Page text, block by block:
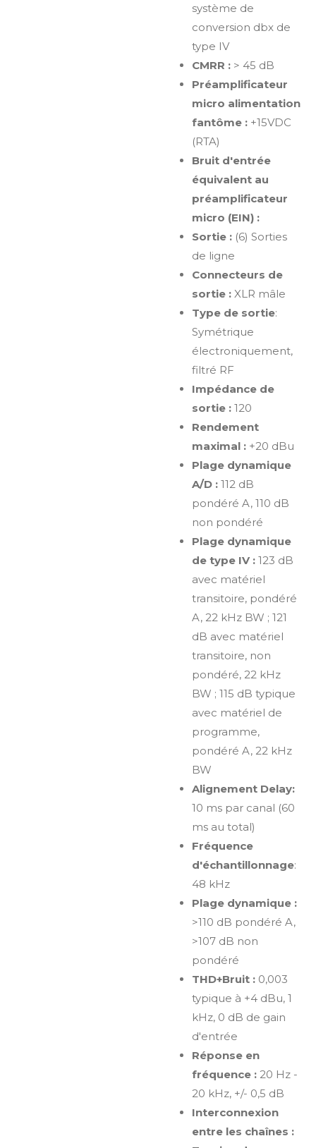
système de
conversion dbx de
type IV
CMRR :> 45 dB
Préamplificateur
micro alimentation
fantôme :+15VDC
(RTA)
Bruit d'entrée
équivalent au
préamplificateur
micro (EIN) :
Sortie :(6) Sorties
de ligne
Connecteurs de
sortie :XLR mâle
Type de sortie:
Symétrique
électroniquement,
filtré RF
Impédance de
sortie :120
Rendement
maximal :+20 dBu
Plage dynamique
A/D :112 dB
pondéré A, 110 dB
non pondéré
Plage dynamique
de type IV :123 dB
avec matériel
transitoire, pondéré
A, 22 kHz BW ; 121
dB avec matériel
transitoire, non
pondéré, 22 kHz
BW ; 115 dB typique
avec matériel de
programme,
pondéré A, 22 kHz
BW
Alignement Delay:
10 ms par canal (60
ms au total)
Fréquence
d'échantillonnage:
48 kHz
Plage dynamique :
>110 dB pondéré A,
>107 dB non
pondéré
THD+Bruit :0,003
typique à +4 dBu, 1
kHz, 0 dB de gain
d'entrée
Réponse en
fréquence :20 Hz -
20 kHz, +/- 0,5 dB
Interconnexion
entre les chaînes :